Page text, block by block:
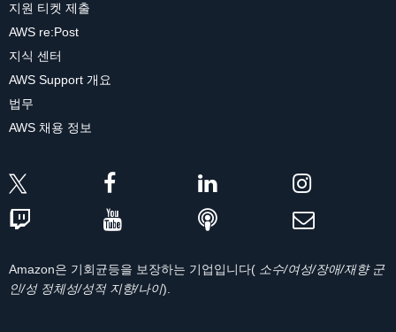
지원 티켓 제출
AWS re:Post
지식 센터
AWS Support 개요
법무
AWS 채용 정보
Amazon은 기회균등을 보장하는 기업입니다( 소수/여성/장애/재향 군
인/성 정체성/성적 지향/나이).